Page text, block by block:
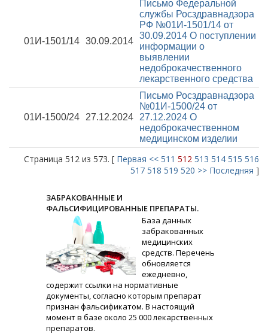
01И-1501/14 30.09.2014
Письмо Федеральной
службы Росздравнадзора
РФ №01И-1501/14 от
30.09.2014 О поступлении
информации о
выявлении
недоброкачественного
лекарственного средства
01И-1500/24 27.12.2024
Письмо Росздравнадзора
№01И-1500/24 от
27.12.2024 О
недоброкачественном
медицинском изделии
Страница 512 из 573. [ Первая << 511 512 513 514 515 516
517 518 519 520 >> Последняя ]
ЗАБРАКОВАННЫЕ И
ФАЛЬСИФИЦИРОВАННЫЕ ПРЕПАРАТЫ.
База данных
забракованных
медицинских
средств. Перечень
обновляется
ежедневно,
содержит ссылки на нормативные
документы, согласно которым препарат
признан фальсификатом. В настоящий
момент в базе около 25 000 лекарственных
препаратов.